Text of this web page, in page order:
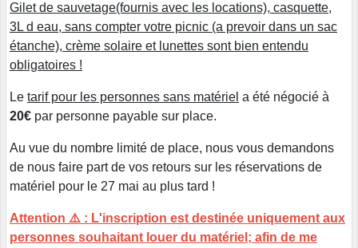
Gilet de sauvetage(fournis avec les locations), casquette,
3L d eau, sans compter votre picnic (a prevoir dans un sac
étanche), crème solaire et lunettes sont bien entendu
obligatoires !
Le tarif pour les personnes sans matériel a été négocié à
20€ par personne payable sur place.
Au vue du nombre limité de place, nous vous demandons
de nous faire part de vos retours sur les réservations de
matériel pour le 27 mai au plus tard !
Attention ⚠️ : L'inscription est destinée uniquement aux
personnes souhaitant louer du matériel; afin de me